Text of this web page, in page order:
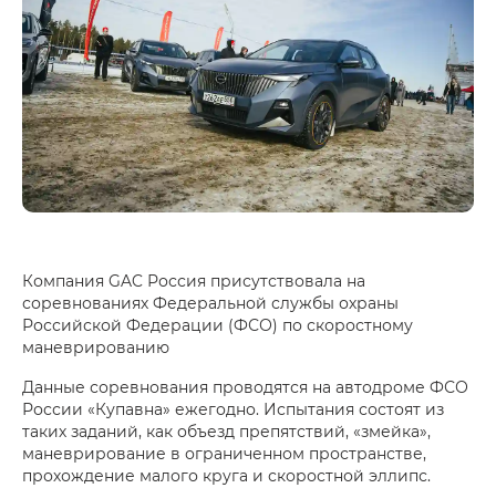
Компания GAC Россия присутствовала на
соревнованиях Федеральной службы охраны
Российской Федерации (ФСО) по скоростному
маневрированию
Данные соревнования проводятся на автодроме ФСО
России «Купавна» ежегодно. Испытания состоят из
таких заданий, как объезд препятствий, «змейка»,
маневрирование в ограниченном пространстве,
прохождение малого круга и скоростной эллипс.